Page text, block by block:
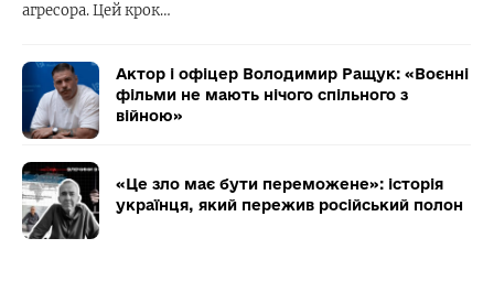
агресора. Цей крок…
Актор і офіцер Володимир Ращук: «Воєнні
фільми не мають нічого спільного з
війною»
«Це зло має бути переможене»: історія
українця, який пережив російський полон